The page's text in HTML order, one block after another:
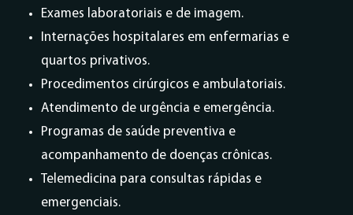
Exames laboratoriais e de imagem.
Internações hospitalares em enfermarias e
quartos privativos.
Procedimentos cirúrgicos e ambulatoriais.
Atendimento de urgência e emergência.
Programas de saúde preventiva e
acompanhamento de doenças crônicas.
Telemedicina para consultas rápidas e
emergenciais.